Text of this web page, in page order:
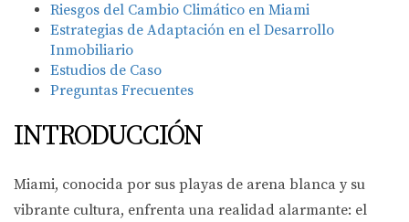
Riesgos del Cambio Climático en Miami
Estrategias de Adaptación en el Desarrollo
Inmobiliario
Estudios de Caso
Preguntas Frecuentes
INTRODUCCIÓN
Miami, conocida por sus playas de arena blanca y su
vibrante cultura, enfrenta una realidad alarmante: el